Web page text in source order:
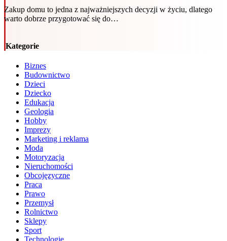
Zakup domu to jedna z najważniejszych decyzji w życiu, dlatego
warto dobrze przygotować się do…
Kategorie
Biznes
Budownictwo
Dzieci
Dziecko
Edukacja
Geologia
Hobby
Imprezy
Marketing i reklama
Moda
Motoryzacja
Nieruchomości
Obcojęzyczne
Praca
Prawo
Przemysł
Rolnictwo
Sklepy
Sport